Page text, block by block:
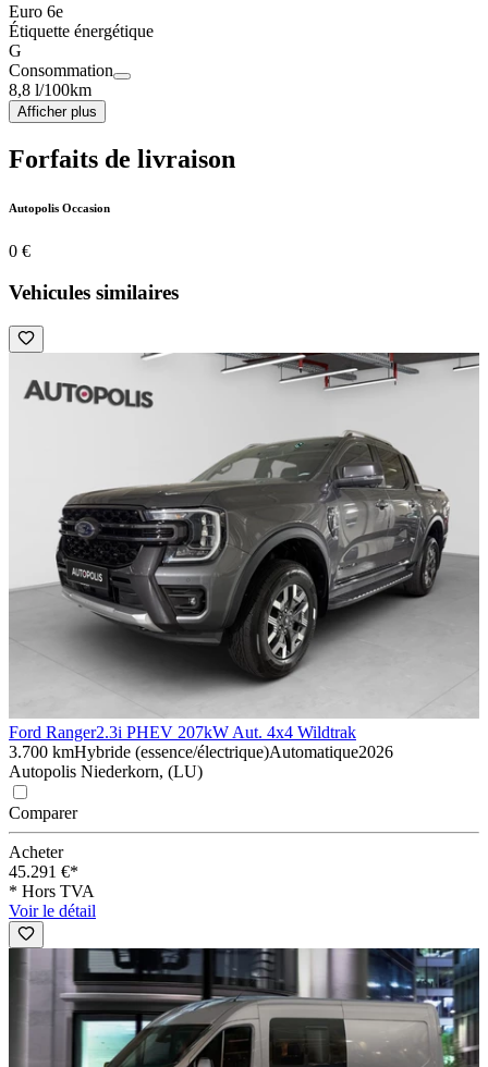
Euro 6e
Étiquette énergétique
G
Consommation
8,8 l/100km
Afficher plus
Forfaits de livraison
Autopolis Occasion
0 €
Vehicules similaires
Ford Ranger2.3i PHEV 207kW Aut. 4x4 Wildtrak
3.700 kmHybride (essence/électrique)Automatique2026
Autopolis Niederkorn, (LU)
Comparer
Acheter
45.291 €*
* Hors TVA
Voir le détail